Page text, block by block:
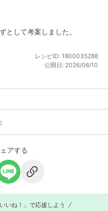
として考案しました。
レシピID: 1800035288
公開日: 2026/06/10
アする
いね！」で応援しよう